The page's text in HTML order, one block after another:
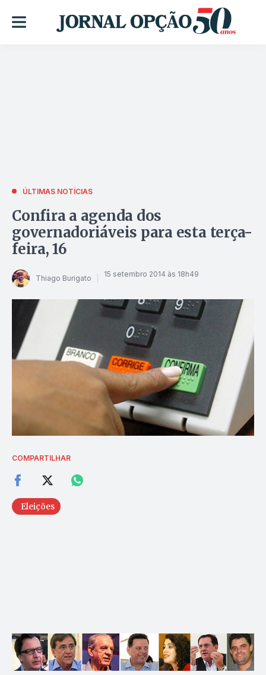
ÚLTIMAS NOTÍCIAS
Confira a agenda dos
governadoriáveis para esta terça-
feira, 16
Thiago Burigato 15 setembro 2014 às 18h49
COMPARTILHAR
Eleições